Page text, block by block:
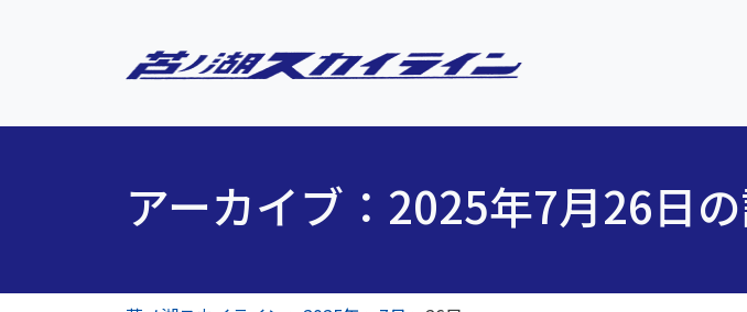
アーカイブ：2025年7月26日